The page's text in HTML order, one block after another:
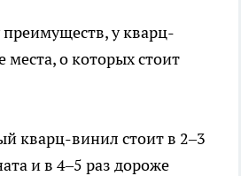
у кварц-
места, о которых стоит
кварц-винил стоит в 2–3
и в 4–5 раз дороже